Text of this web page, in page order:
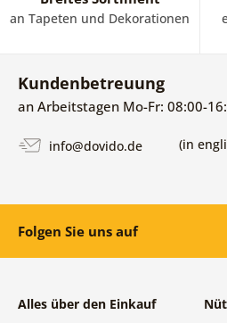
an Tapeten und Dekorationen
Kundenbetreuung
an Arbeitstagen Mo-Fr: 08:00-
info@dovido.de (in
Folgen Sie uns auf
Alles über den Einkauf